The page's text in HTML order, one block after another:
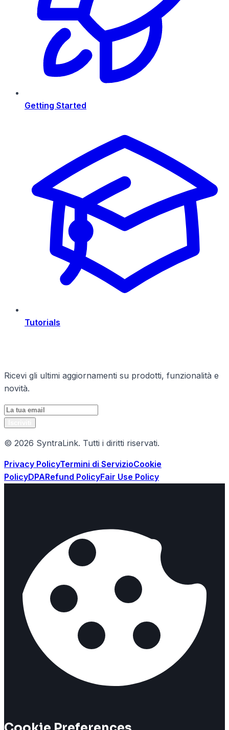
Getting Started
Tutorials
Ricevi gli ultimi aggiornamenti su prodotti, funzionalità e
novità.
© 2026 SyntraLink. Tutti i diritti riservati.
Privacy PolicyTermini di ServizioCookie
PolicyDPARefund PolicyFair Use Policy